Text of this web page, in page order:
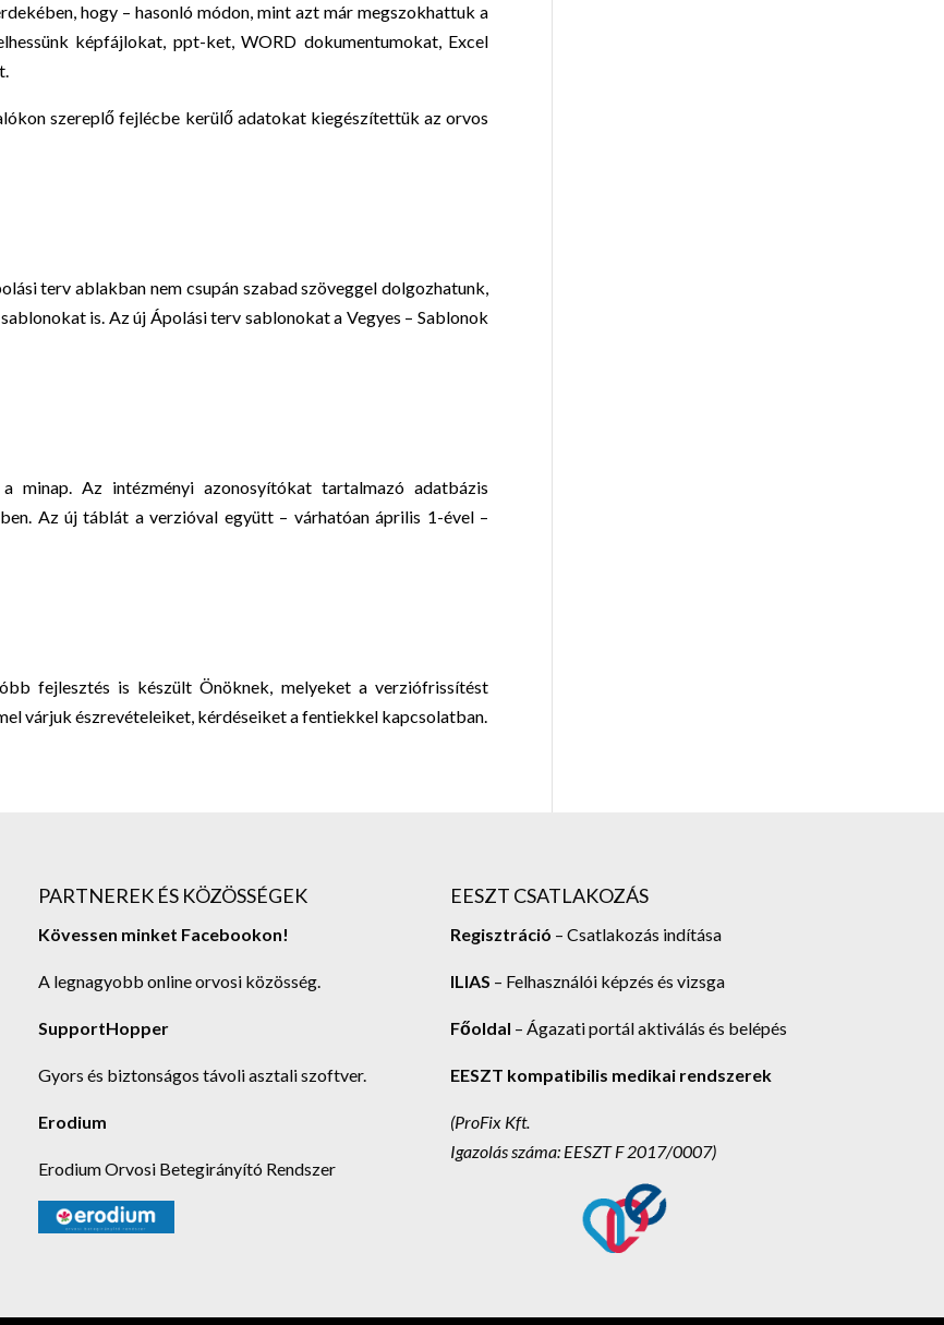
hogy – hasonló módon, mint azt már megszokhattuk a
képfájlokat, ppt-ket, WORD dokumentumokat, Excel
szereplő fejlécbe kerülő adatokat kiegészítettük az orvos
terv ablakban nem csupán szabad szöveggel dolgozhatunk,
is. Az új Ápolási terv sablonokat a Vegyes – Sablonok
Az intézményi azonosyítókat tartalmazó adatbázis
Az új táblát a verzióval együtt – várhatóan április 1-ével –
fejlesztés is készült Önöknek, melyeket a verziófrissítést
várjuk észrevételeiket, kérdéseiket a fentiekkel kapcsolatban.
PARTNEREK ÉS KÖZÖSSÉGEK
Kövessen minket Facebookon!
A legnagyobb online orvosi közösség.
SupportHopper
Gyors és biztonságos távoli asztali szoftver.
Erodium
Erodium Orvosi Betegirányító Rendszer
EESZT CSATLAKOZÁS
Regisztráció – Csatlakozás indítása
ILIAS – Felhasználói képzés és vizsga
Főoldal – Ágazati portál aktiválás és belépés
EESZT kompatibilis medikai rendszerek
(ProFix Kft.
Igazolás száma: EESZT F 2017/0007)